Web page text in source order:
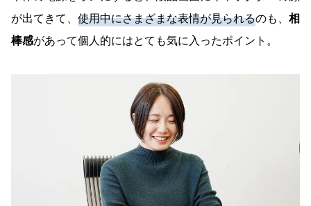
が出てきて、 使用中にさまざまな表情が見られるのも、 相
棒感があって個人的にはとても気に入ったポイント。